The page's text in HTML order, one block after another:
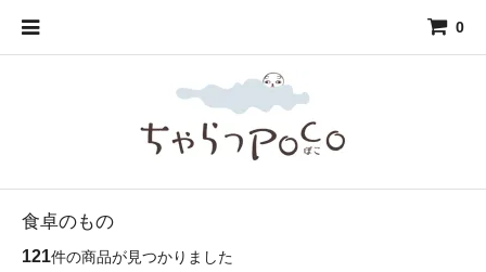
0
食卓のもの
121件の商品が見つかりました